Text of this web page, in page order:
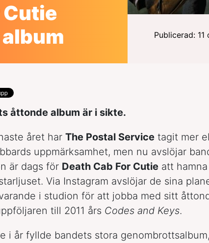
Cutie
Publicerad:
åttonde album är i sikte.
året har The Postal Service tagit mer
uppmärksamhet, men nu avslöjar
är dags för Death Cab For Cutie att
Via Instagram avslöjar de sina
i studion för att jobba med sitt
till 2011 års Codes and Keys.
i år fyllde bandets stora genombrottsalbum,